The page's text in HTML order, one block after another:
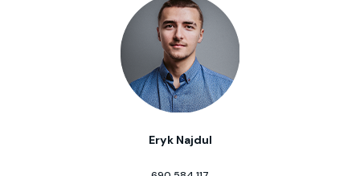
Eryk Najdul